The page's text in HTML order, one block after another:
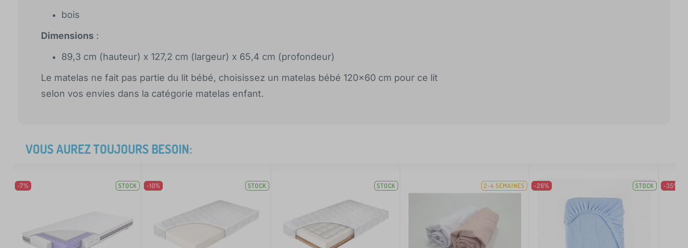
bois
Dimensions :
89,3 cm (hauteur) x 127,2 cm (largeur) x 65,4 cm (profondeur)
Le matelas ne fait pas partie du lit bébé, choisissez un matelas bébé 120x60 cm pour ce lit
selon vos envies dans la catégorie matelas enfant.
VOUS AUREZ TOUJOURS BESOIN:
-7% STOCK -10% STOCK STOCK 2-4 SEMAINES -26% STOCK -35%